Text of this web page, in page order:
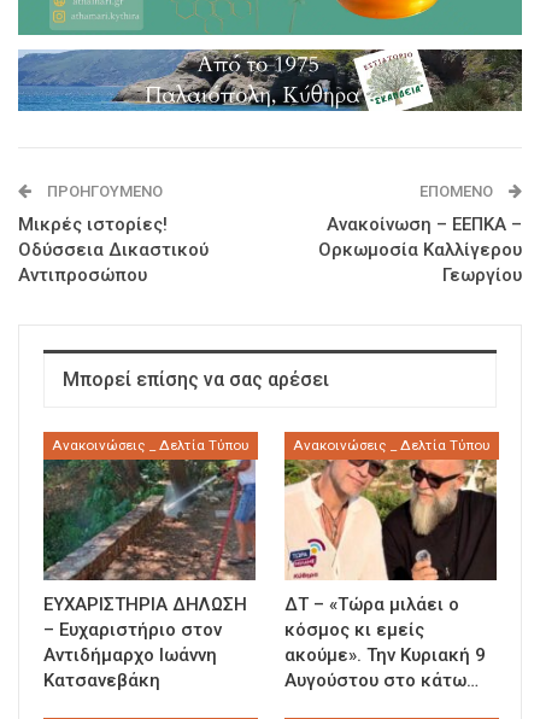
ΠΡΟΗΓΟΎΜΕΝΟ
Μικρές ιστορίες!
Οδύσσεια Δικαστικού
Αντιπροσώπου
ΕΠΌΜΕΝΟ
Ανακοίνωση – ΕΕΠΚΑ –
Ορκωμοσία Καλλίγερου
Γεωργίου
Μπορεί επίσης να σας αρέσει
Ανακοινώσεις _ Δελτία Τύπου
ΕΥΧΑΡΙΣΤΗΡΙΑ ΔΗΛΩΣΗ
– Ευχαριστήριο στον
Αντιδήμαρχο Ιωάννη
Κατσανεβάκη
Ανακοινώσεις _ Δελτία Τύπου
ΔΤ – «Τώρα μιλάει ο
κόσμος κι εμείς
ακούμε». Την Κυριακή 9
Αυγούστου στο κάτω…